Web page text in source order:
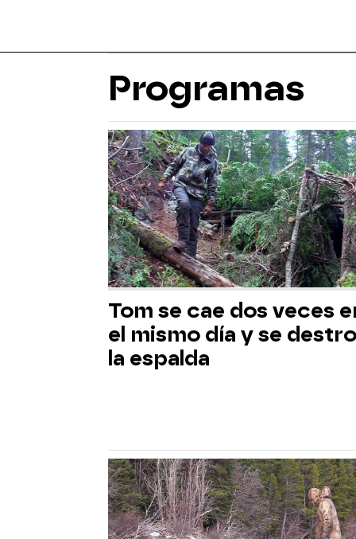
Programas
Tom se cae dos veces
el mismo día y se
la espalda